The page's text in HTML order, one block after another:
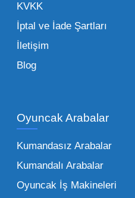
Toptan Oyuncak
kadar zengindir. Bir
çeşitliliği ile doğru
Oyuncak bünyesinde
tercih edilen
KVKK
İptal ve İade Şartları
İletişim
Blog
Oyuncak Arabalar
Kumandasız Arabalar
Kumandalı Arabalar
Oyuncak İş Makineleri